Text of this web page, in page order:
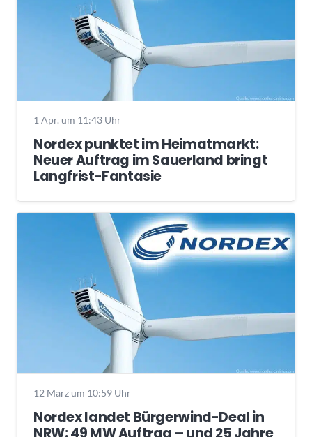
1 Apr. um 11:43 Uhr
Nordex punktet im Heimatmarkt:
Neuer Auftrag im Sauerland bringt
Langfrist-Fantasie
12 März um 10:59 Uhr
Nordex landet Bürgerwind-Deal in